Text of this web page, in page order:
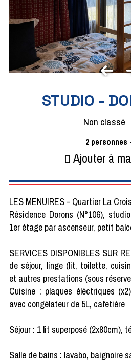
STUDIO -
Non classé
2 personnes
Ajouter à
LES MENUIRES - Quartier La
Résidence Dorons (N°106),
1er étage par ascenseur, petit
SERVICES DISPONIBLES SUR
de séjour, linge (lit, toilette,
et autres prestations (sous
Cuisine : plaques éléctriques
avec congélateur de 5L, cafetière
Séjour : 1 lit superposé (2x80cm),
Salle de bains : lavabo, baignoire